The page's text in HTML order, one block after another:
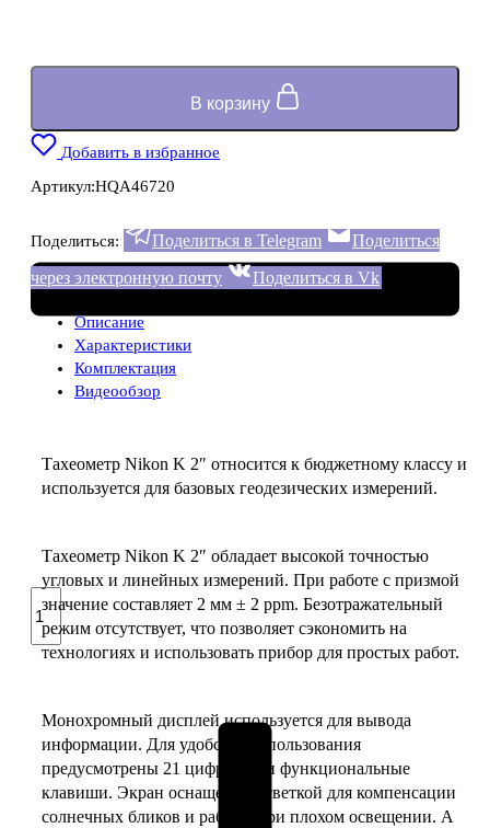
Количество
товара
Тахеометр
Nikon
В корзину
Добавить в избранное
Артикул:HQA46720
Поделиться: Поделиться в Telegram
Поделиться
через электронную почту
Поделиться в Vk
Описание
Характеристики
Комплектация
Видеообзор
Тахеометр Nikon K 2″ относится к бюджетному классу и
используется для базовых геодезических измерений.
Тахеометр Nikon K 2″ обладает высокой точностью
угловых и линейных измерений. При работе с призмой
значение составляет 2 мм ± 2 ppm. Безотражательный
режим отсутствует, что позволяет сэкономить на
технологиях и использовать прибор для простых работ.
Монохромный дисплей используется для вывода
информации. Для удобства использования
предусмотрены 21 цифровые и функциональные
клавиши. Экран оснащен подсветкой для компенсации
солнечных бликов и работы при плохом освещении. А